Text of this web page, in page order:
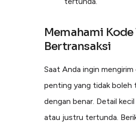
Memahami
Bertransaksi
Saat Anda ingin
penting yang tidak boleh
dengan benar. Detail
atau justru tertunda.